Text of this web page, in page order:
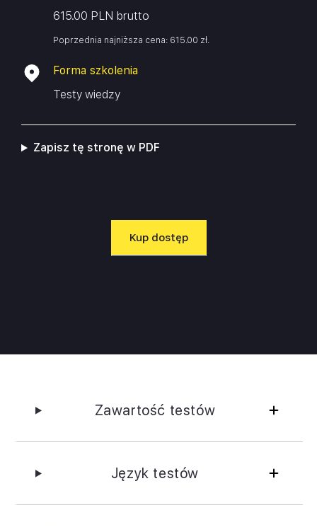
615.00 PLN brutto
Poprzednia najniższa cena: 615.00 zł.
Forma szkolenia
Testy wiedzy
Zapisz tę stronę w PDF
Kup dostęp
Zawartość testów
Język testów